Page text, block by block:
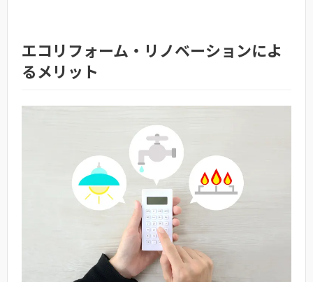
エコリフォーム・リノベーションによ
るメリット